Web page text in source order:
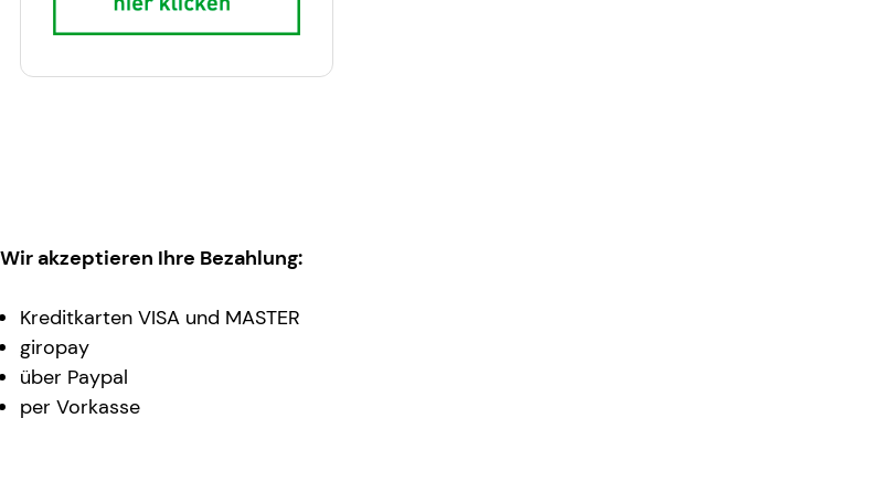
Wir akzeptieren Ihre Bezahlung:
Kreditkarten VISA und MASTER
giropay
über Paypal
per Vorkasse